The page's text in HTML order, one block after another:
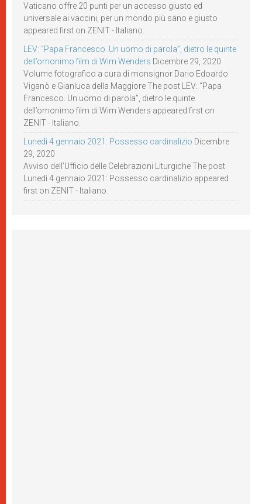
Vaticano offre 20 punti per un accesso giusto ed
universale ai vaccini, per un mondo più sano e giusto
appeared first on ZENIT - Italiano.
LEV: “Papa Francesco. Un uomo di parola”, dietro le quinte
dell’omonimo film di Wim Wenders Dicembre 29, 2020
Volume fotografico a cura di monsignor Dario Edoardo
Viganò e Gianluca della Maggiore The post LEV: “Papa
Francesco. Un uomo di parola”, dietro le quinte
dell’omonimo film di Wim Wenders appeared first on
ZENIT - Italiano.
Lunedì 4 gennaio 2021: Possesso cardinalizio Dicembre
29, 2020
Avviso dell’Ufficio delle Celebrazioni Liturgiche The post
Lunedì 4 gennaio 2021: Possesso cardinalizio appeared
first on ZENIT - Italiano.